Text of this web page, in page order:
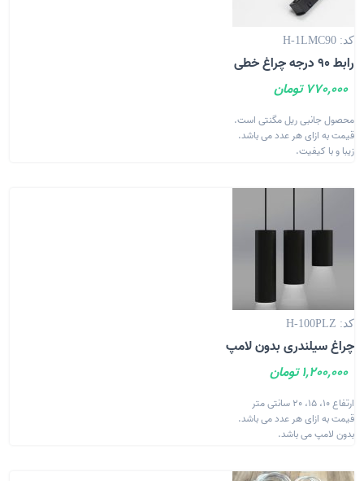
کد: H-1LMC90
رابط 90 درجه چراغ خطی
770,000 تومان
محصول جانبی ریل مگنتی است.
قیمت به ازای هر عدد می باشد.
زیبا و با کیفیت.
کد: H-100PLZ
چراغ سیلندری بدون لامپ
1,200,000 تومان
ارتفاع 10، 15، 20 سانتی متر
قیمت به ازای هر عدد می باشد.
بدون لامپ می باشد.